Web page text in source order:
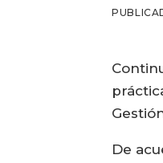
De